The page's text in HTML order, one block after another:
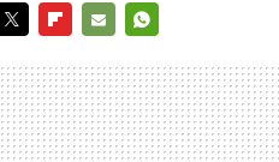
MAIL